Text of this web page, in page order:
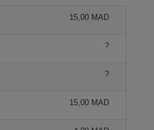
15,00 MAD
?
?
15,00 MAD